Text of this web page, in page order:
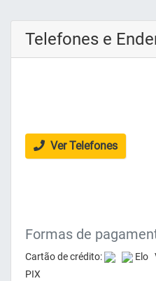
Telefones e
Ver Telefones
Formas de
Cartão de crédito:
Elo
PIX